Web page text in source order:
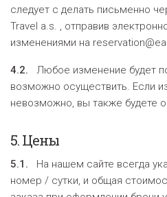
следует с делать письменно
Travel a.s. , отправив
изменениями на
4.2. Любое изменение будет
возможно осуществить. Если
невозможно, вы также будете
5.Цены
5.1. На нашем сайте всегда
номер / сутки, и общая